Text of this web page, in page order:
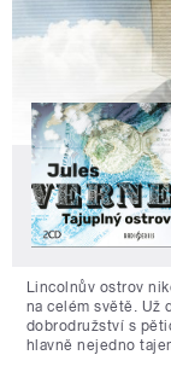
Lincolnův ostrov
na celém světě. Už
dobrodružství s
hlavně nejedno